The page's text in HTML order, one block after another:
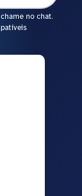
no chat.